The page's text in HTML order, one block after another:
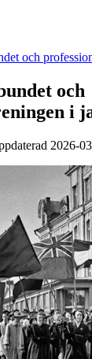
och
och
i
2026-